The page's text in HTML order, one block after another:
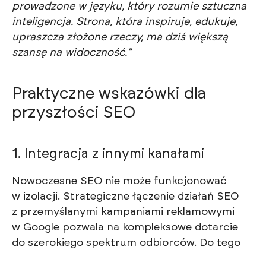
prowadzone w języku, który rozumie sztuczna
inteligencja. Strona, która inspiruje, edukuje,
upraszcza złożone rzeczy, ma dziś większą
szansę na widoczność.”
Praktyczne wskazówki dla
przyszłości SEO
1. Integracja z innymi kanałami
Nowoczesne SEO nie może funkcjonować
w izolacji. Strategiczne łączenie działań SEO
z przemyślanymi kampaniami reklamowymi
w Google pozwala na kompleksowe dotarcie
do szerokiego spektrum odbiorców. Do tego